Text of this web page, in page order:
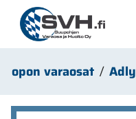
Siirry pääsisältöön
Mopon varaosat Adly